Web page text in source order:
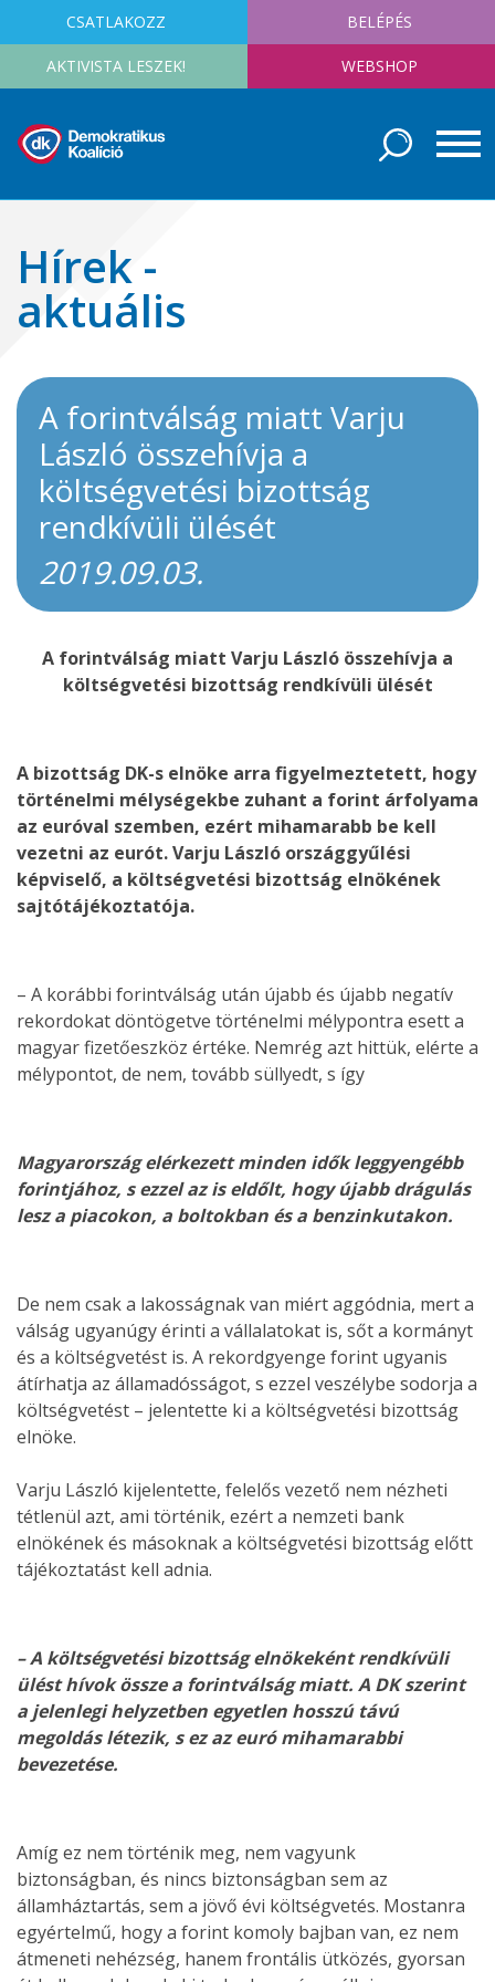
CSATLAKOZZ BELÉPÉS
AKTIVISTA LESZEK! WEBSHOP
Hírek -
aktuális
A forintválság miatt Varju
László összehívja a
költségvetési bizottság
rendkívüli ülését
2019.09.03.
A forintválság miatt Varju László összehívja a
költségvetési bizottság rendkívüli ülését
A bizottság DK-s elnöke arra figyelmeztetett, hogy
történelmi mélységekbe zuhant a forint árfolyama
az euróval szemben, ezért mihamarabb be kell
vezetni az eurót. Varju László országgyűlési
képviselő, a költségvetési bizottság elnökének
sajtótájékoztatója.
– A korábbi forintválság után újabb és újabb negatív
rekordokat döntögetve történelmi mélypontra esett a
magyar fizetőeszköz értéke. Nemrég azt hittük, elérte a
mélypontot, de nem, tovább süllyedt, s így
Magyarország elérkezett minden idők leggyengébb
forintjához, s ezzel az is eldőlt, hogy újabb drágulás
lesz a piacokon, a boltokban és a benzinkutakon.
De nem csak a lakosságnak van miért aggódnia, mert a
válság ugyanúgy érinti a vállalatokat is, sőt a kormányt
és a költségvetést is. A rekordgyenge forint ugyanis
átírhatja az államadósságot, s ezzel veszélybe sodorja a
költségvetést – jelentette ki a költségvetési bizottság
elnöke.
Varju László kijelentette, felelős vezető nem nézheti
tétlenül azt, ami történik, ezért a nemzeti bank
elnökének és másoknak a költségvetési bizottság előtt
tájékoztatást kell adnia.
– A költségvetési bizottság elnökeként rendkívüli
ülést hívok össze a forintválság miatt. A DK szerint
a jelenlegi helyzetben egyetlen hosszú távú
megoldás létezik, s ez az euró mihamarabbi
bevezetése.
Amíg ez nem történik meg, nem vagyunk
biztonságban, és nincs biztonságban sem az
államháztartás, sem a jövő évi költségvetés. Mostanra
egyértelmű, hogy a forint komoly bajban van, ez nem
átmeneti nehézség, hanem frontális ütközés, gyorsan